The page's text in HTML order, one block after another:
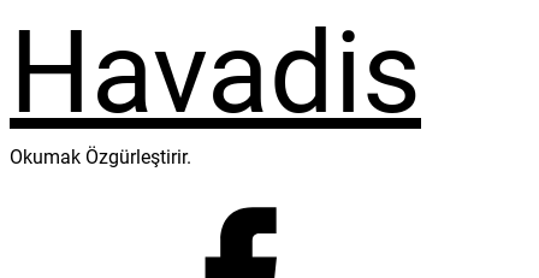
Okumak Özgürleştirir.